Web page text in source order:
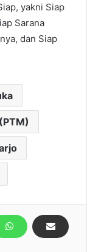
yakni Siap
Sarana
dan Siap